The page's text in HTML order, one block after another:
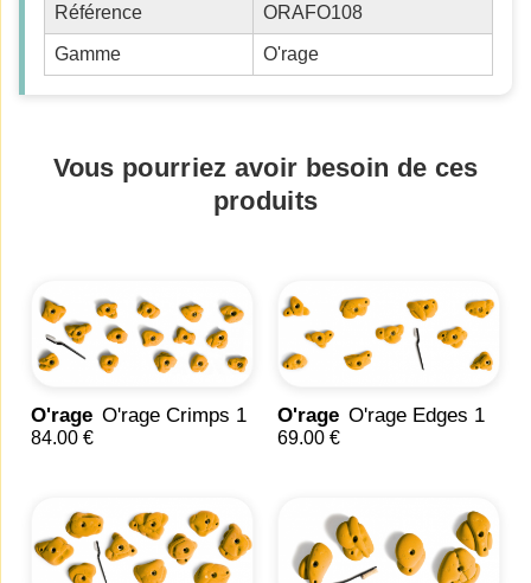
Référence ORAFO108
Gamme O'rage
Vous pourriez avoir besoin de ces
produits
O'rage O'rage Crimps 1
84.00 €
O'rage O'rage Edges 1
69.00 €